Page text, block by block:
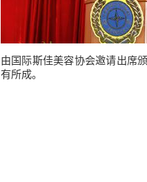
由国际斯佳美容协会邀请出席
有所成。